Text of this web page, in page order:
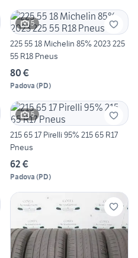
5
225 55 18 Michelin 85% 2023 225
55 R18 Pneus
80 €
Padova (PD)
5
215 65 17 Pirelli 95% 215 65 R17
Pneus
62 €
Padova (PD)